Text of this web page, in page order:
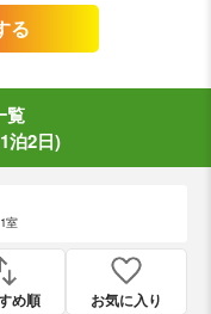
る
覧
泊2日)
1室
め順 お気に入り